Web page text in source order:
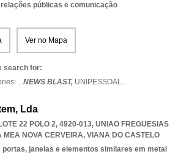
públicas e comunicação
Ver no Mapa
search for:
...NEWS BLAST, UNIPESSOAL...
Lda
22 POLO 2, 4920-013, UNIAO FREGUESIAS
MEA NOVA CERVEIRA, VIANA DO CASTELO
portas, janelas e elementos similares em metal